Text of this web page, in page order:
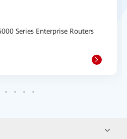
Series Enterprise Routers